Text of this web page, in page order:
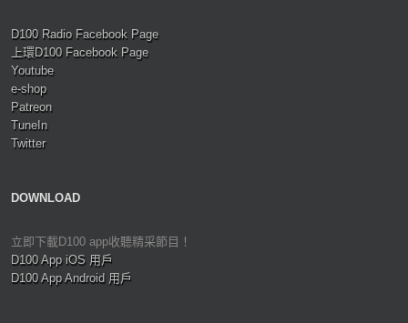
D100 Radio Facebook Page
上環D100 Facebook Page
Youtube
e-shop
Patreon
TuneIn
Twitter
DOWNLOAD
立即下載D100 app收聽精采節目！
D100 App iOS 用戶
D100 App Android 用戶